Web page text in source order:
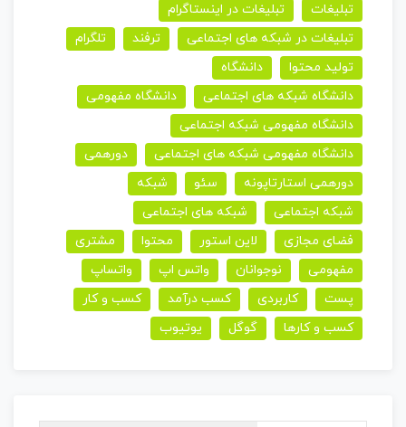
تبلیغات
تبلیغات در اینستاگرام
تبلیغات در شبکه های اجتماعی
ترفند
تلگرام
تولید محتوا
دانشگاه
دانشگاه شبکه های اجتماعی
دانشگاه مفهومی
دانشگاه مفهومی شبکه اجتماعی
دانشگاه مفهومی شبکه های اجتماعی
دورهمی
دورهمی استارتاپونه
سئو
شبکه
شبکه اجتماعی
شبکه های اجتماعی
فضای مجازی
لاین استور محتوا
مشتری
مفهومی
نوجوانان واتس اپ
واتساپ
پست
کاربردی کسب درآمد
کسب و کار
کسب و کارها
گوگل یوتیوب